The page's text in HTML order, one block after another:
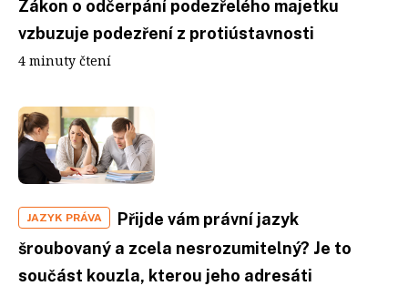
Zákon o odčerpání podezřelého majetku
vzbuzuje podezření z protiústavnosti
4 minuty čtení
JAZYK PRÁVA
Přijde vám právní jazyk
šroubovaný a zcela nesrozumitelný? Je to
součást kouzla, kterou jeho adresáti